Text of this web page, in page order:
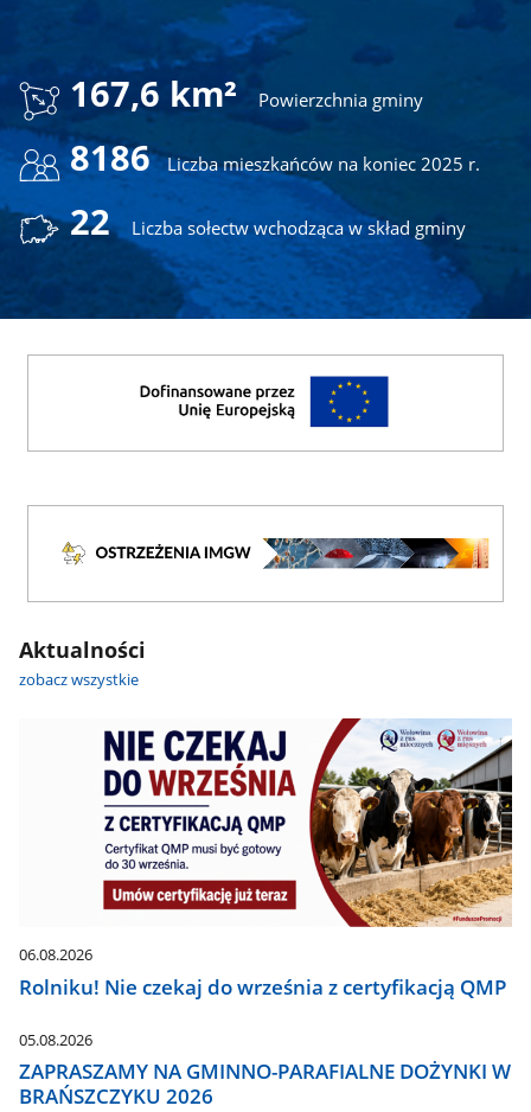
167,6 km² Powierzchnia gminy
8186 Liczba mieszkańców na koniec 2025 r.
22 Liczba sołectw wchodząca w skład gminy
Aktualności
zobacz wszystkie
06.08.2026
Rolniku! Nie czekaj do września z certyfikacją QMP
05.08.2026
ZAPRASZAMY NA GMINNO-PARAFIALNE DOŻYNKI W
BRAŃSZCZYKU 2026